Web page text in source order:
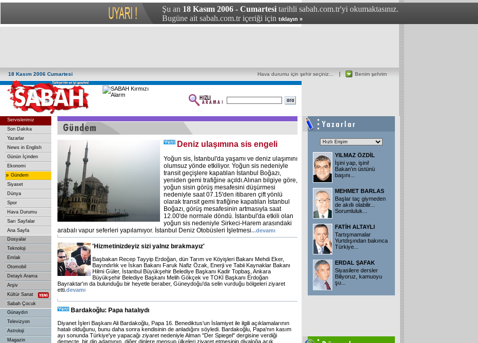
Şu an 18 Kasım 2006 - Cumartesi tarihli sabah.com.tr'yi okumaktasınız.
Bugüne ait sabah.com.tr içeriği için tıklayın »
18 Kasım 2006 Cumartesi Benim şehrim
Hava durumu için şehir seçiniz...
Servislerimiz
Son Dakika
Yazarlar
News in English
Günün İçinden
Ekonomi
» Gündem
Siyaset
Dünya
Spor
Hava Durumu
Sarı Sayfalar
Ana Sayfa
Dosyalar
Teknoloji
Emlak
Otomobil
Detaylı Arama
Arşiv
Kültür Sanat
Sabah Çocuk
Günaydın
Televizyon
Astroloji
Magazin
Deniz ulaşımına sis engeli
Yoğun sis, İstanbul'da yaşamı ve deniz ulaşımını
olumsuz yönde etkiliyor. Yoğun sis nedeniyle
transit geçişlere kapatılan İstanbul Boğazı,
yeniden gemi trafiğine açıldı.Alınan bilgiye göre,
yoğun sisin görüş mesafesini düşürmesi
nedeniyle saat 07.15'den itibaren çift yönlü
olarak transit gemi trafiğine kapatılan İstanbul
Boğazı, görüş mesafesinin artmasıyla saat
12.00'de normale döndü. İstanbul'da etkili olan
yoğun sis nedeniyle Sirkeci-Harem arasındaki
arabalı vapur seferleri yapılamıyor. İstanbul Deniz Otobüsleri İşletmesi...devamı
'Hizmetinizdeyiz sizi yalnız bırakmayız'
Başbakan Recep Tayyip Erdoğan, dün Tarım ve Köyişleri Bakanı Mehdi Eker,
Bayındırlık ve İskan Bakanı Faruk Nafiz Özak, Enerji ve Tabii Kaynaklar Bakanı
Hilmi Güler, İstanbul Büyükşehir Belediye Başkanı Kadir Topbaş, Ankara
Büyükşehir Belediye Başkanı Melih Gökçek ve TOKİ Başkanı Erdoğan
Bayraktar'ın da bulunduğu bir heyetle beraber, Güneydoğu'da selin vurduğu bölgeleri ziyaret
etti. devamı
Bardakoğlu: Papa hatalıydı
Diyanet İşleri Başkanı Ali Bardakoğlu, Papa 16. Benediktus'un İslamiyet ile ilgili açıklamalarının
hatalı olduğunu, bunu daha sonra kendisinin de anladığını söyledi. Bardakoğlu, Papa'nın kasım
ayı sonunda Türkiye'ye yapacağı ziyaret nedeniyle Alman ''Der Spiegel'' dergisine verdiği
demeçte, bir din adamının, diğer dinlere mensup ülkeleri ziyaret etmesinin diyaloğa açık
YILMAZ ÖZDİL
İşini yap, işini!
Bakan'ın üstünü
başını...
MEHMET BARLAS
Başlar taç giymeden
de akıllı olabilir...
Sorumluluk...
FATİH ALTAYLI
Tartışmamalar
Yurtdışından bakınca
Türkiye...
ERDAL ŞAFAK
Siyasilere dersler
Biliyoruz, kamuoyu
şu...